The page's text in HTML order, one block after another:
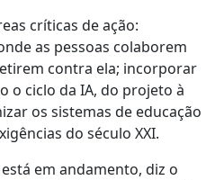
críticas de ação:
as pessoas colaborem
contra ela; incorporar
o ciclo da IA, do projeto à
os sistemas de educação
do século XXI.
em andamento, diz o